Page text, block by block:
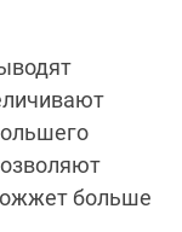
больше